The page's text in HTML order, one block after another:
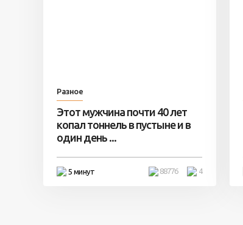
Разное
Этот мужчина почти 40 лет
копал тоннель в пустыне и в
один день ...
5 минут 4
88776